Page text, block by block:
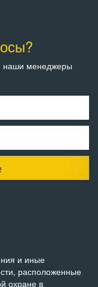
наши менеджеры
и иные
расположенные
охране в